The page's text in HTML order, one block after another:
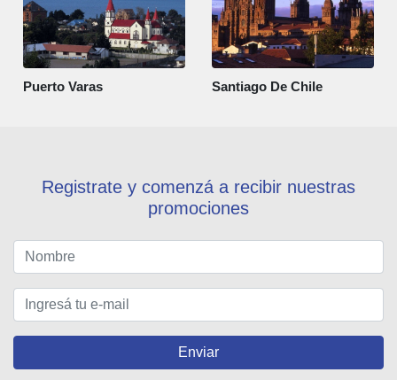
Puerto Varas Santiago De Chile
Registrate y comenzá a recibir nuestras
promociones
Enviar